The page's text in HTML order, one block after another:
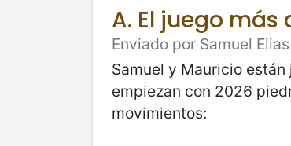
A. El juego
Enviado por Samuel
Samuel y Mauricio
empiezan con 2026
movimientos: